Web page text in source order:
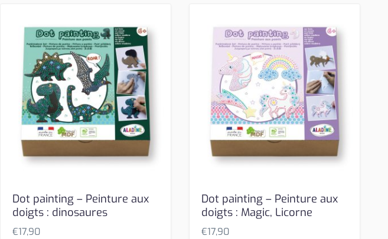
Dot painting – Peinture aux
doigts : dinosaures
€17,90
Dot painting – Peinture aux
doigts : Magic, Licorne
€17,90